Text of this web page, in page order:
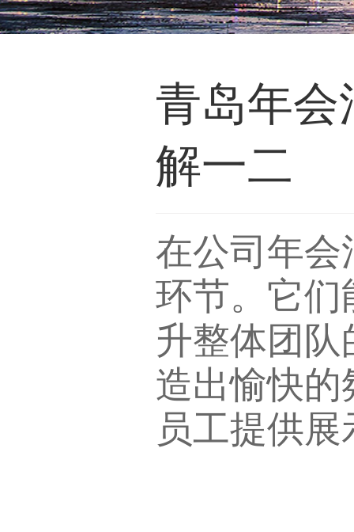
青岛年会
解一二
在公司年会
环节。它们
升整体团
造出愉快的
员工提供